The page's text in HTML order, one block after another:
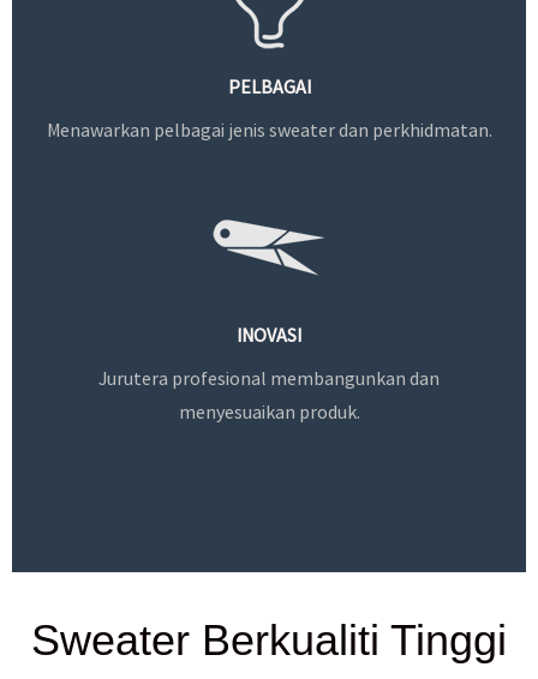
PELBAGAI
Menawarkan pelbagai jenis sweater dan perkhidmatan.
INOVASI
Jurutera profesional membangunkan dan
menyesuaikan produk.
Sweater Berkualiti Tinggi